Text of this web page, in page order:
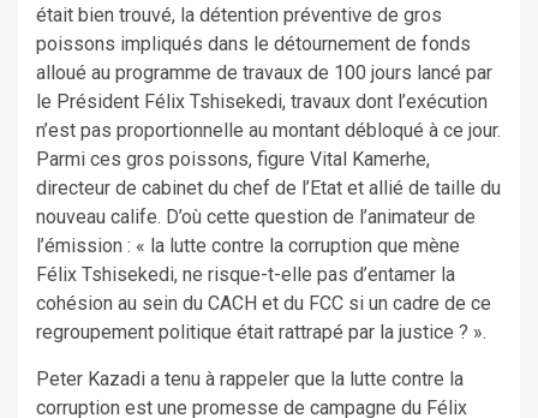
était bien trouvé, la détention préventive de gros
poissons impliqués dans le détournement de fonds
alloué au programme de travaux de 100 jours lancé par
le Président Félix Tshisekedi, travaux dont l’exécution
n’est pas proportionnelle au montant débloqué à ce jour.
Parmi ces gros poissons, figure Vital Kamerhe,
directeur de cabinet du chef de l’Etat et allié de taille du
nouveau calife. D’où cette question de l’animateur de
l’émission : « la lutte contre la corruption que mène
Félix Tshisekedi, ne risque-t-elle pas d’entamer la
cohésion au sein du CACH et du FCC si un cadre de ce
regroupement politique était rattrapé par la justice ? ».
Peter Kazadi a tenu à rappeler que la lutte contre la
corruption est une promesse de campagne du Félix